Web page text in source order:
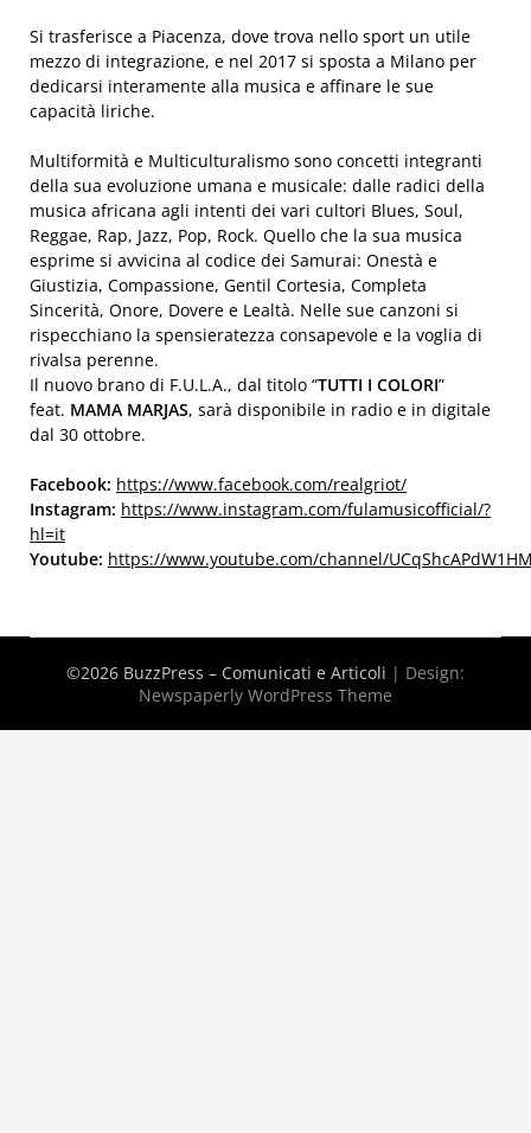
Si trasferisce a Piacenza, dove trova nello sport un utile
mezzo di integrazione, e nel 2017 si sposta a Milano per
dedicarsi interamente alla musica e affinare le sue
capacità liriche.
Multiformità e Multiculturalismo sono concetti integranti
della sua evoluzione umana e musicale: dalle radici della
musica africana agli intenti dei vari cultori Blues, Soul,
Reggae, Rap, Jazz, Pop, Rock. Quello che la sua musica
esprime si avvicina al codice dei Samurai: Onestà e
Giustizia, Compassione, Gentil Cortesia, Completa
Sincerità, Onore, Dovere e Lealtà. Nelle sue canzoni si
rispecchiano la spensieratezza consapevole e la voglia di
rivalsa perenne.
Il nuovo brano di F.U.L.A., dal titolo “TUTTI I COLORI”
feat. MAMA MARJAS, sarà disponibile in radio e in digitale
dal 30 ottobre.
Facebook: https://www.facebook.com/realgriot/
Instagram: https://www.instagram.com/fulamusicofficial/?
hl=it
Youtube: https://www.youtube.com/channel/
©2026 BuzzPress – Comunicati e Articoli | Design:
Newspaperly WordPress Theme